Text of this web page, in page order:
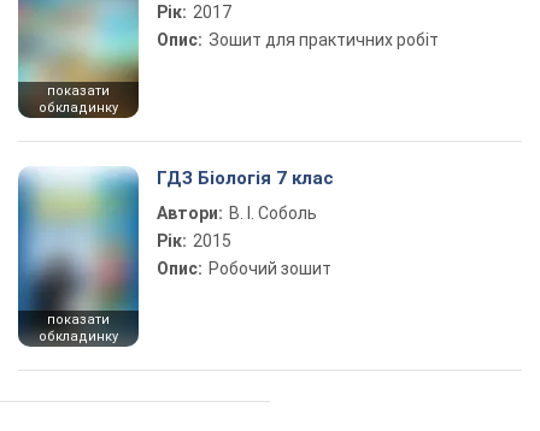
показати
обкладинку
Рік: 2017
Опис: Зошит для практичних робіт
показати
обкладинку
ГДЗ Біологія 7 клас
Автори: В. І. Соболь
Рік: 2015
Опис: Робочий зошит